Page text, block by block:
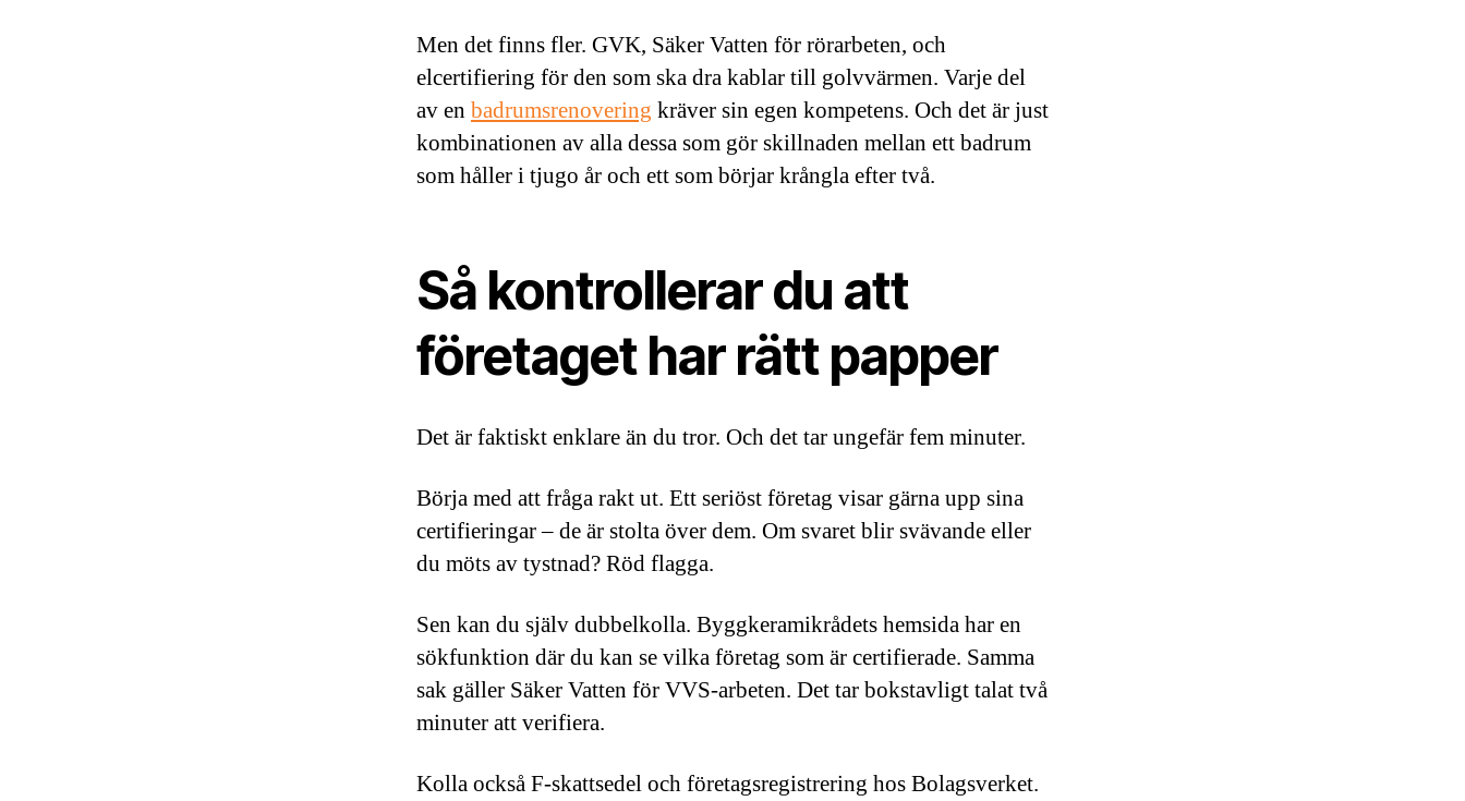
Men det finns fler. GVK, Säker Vatten för rörarbeten, och
elcertifiering för den som ska dra kablar till golvvärmen. Varje del
av en badrumsrenovering kräver sin egen kompetens. Och det är just
kombinationen av alla dessa som gör skillnaden mellan ett badrum
som håller i tjugo år och ett som börjar krångla efter två.
Så kontrollerar du att
företaget har rätt papper
Det är faktiskt enklare än du tror. Och det tar ungefär fem minuter.
Börja med att fråga rakt ut. Ett seriöst företag visar gärna upp sina
certifieringar – de är stolta över dem. Om svaret blir svävande eller
du möts av tystnad? Röd flagga.
Sen kan du själv dubbelkolla. Byggkeramikrådets hemsida har en
sökfunktion där du kan se vilka företag som är certifierade. Samma
sak gäller Säker Vatten för VVS-arbeten. Det tar bokstavligt talat två
minuter att verifiera.
Kolla också F-skattsedel och företagsregistrering hos Bolagsverket.